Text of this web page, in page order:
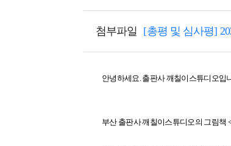
첨부파일 [총평 및 심사평]
안녕하세요. 출판사 깨칠이스튜디오입
부산 출판사 깨칠이스튜디오의 그림책